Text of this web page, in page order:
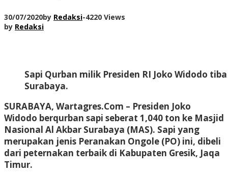
30/07/2020by Redaksi-4220 Views
by Redaksi
Sapi Qurban milik Presiden RI Joko Widodo
Surabaya.
SURABAYA, Wartagres.Com – Presiden Joko
Widodo berqurban sapi seberat 1,040 ton ke Masjid
Nasional Al Akbar Surabaya (MAS). Sapi yang
merupakan jenis Peranakan Ongole (PO) ini, dibeli
dari peternakan terbaik di Kabupaten Gresik, Jaqa
Timur.